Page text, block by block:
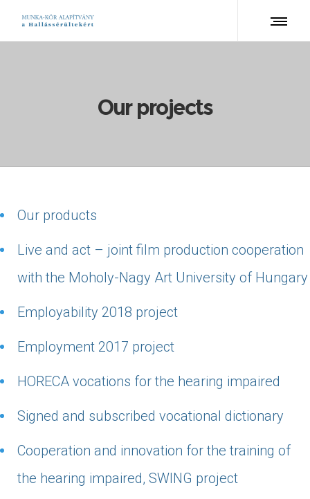
Our projects
Our products
Live and act – joint film production cooperation
with the Moholy-Nagy Art University of Hungary
Employability 2018 project
Employment 2017 project
HORECA vocations for the hearing impaired
Signed and subscribed vocational dictionary
Cooperation and innovation for the training of
the hearing impaired, SWING project